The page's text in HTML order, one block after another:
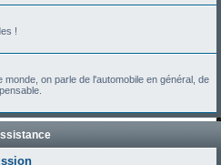
!
on parle de l'automobile en général, de